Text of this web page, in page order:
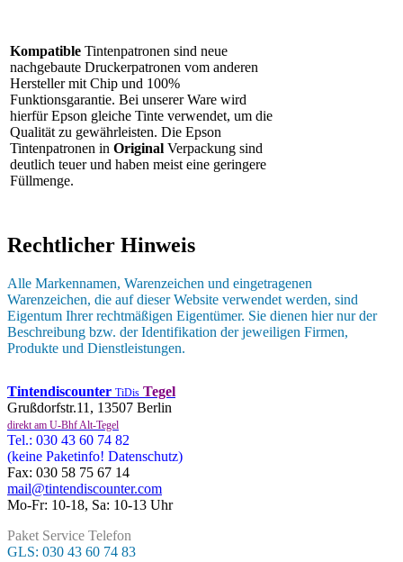
Kompatible Tintenpatronen sind neue
nachgebaute Druckerpatronen vom anderen
Hersteller mit Chip und 100%
Funktionsgarantie. Bei unserer Ware wird
hierfür Epson gleiche Tinte verwendet, um die
Qualität zu gewährleisten. Die Epson
Tintenpatronen in Original Verpackung sind
deutlich teuer und haben meist eine geringere
Füllmenge.
Rechtlicher Hinweis
Alle Markennamen, Warenzeichen und eingetragenen
Warenzeichen, die auf dieser Website verwendet werden, sind
Eigentum Ihrer rechtmäßigen Eigentümer. Sie dienen hier nur der
Beschreibung bzw. der Identifikation der jeweiligen Firmen,
Produkte und Dienstleistungen.
Tintendiscounter TiDis Tegel
Grußdorfstr.11, 13507 Berlin
direkt am U-Bhf Alt-Tegel
Tel.: 030 43 60 74 82
(keine Paketinfo! Datenschutz)
Fax: 030 58 75 67 14
mail@tintendiscounter.com
Mo-Fr: 10-18, Sa: 10-13 Uhr
Paket Service Telefon
GLS: 030 43 60 74 83